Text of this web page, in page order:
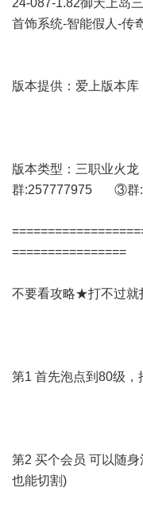
24-087-1.82御天上岛
首饰系统-智能假人-传
版本提供：爱上版本库
版本类型：三职业
群:257777975 ③群:
================
不要看攻略★打不过就
第1 首先泡点到80级
第2 买个会员 可以随
也能切割)